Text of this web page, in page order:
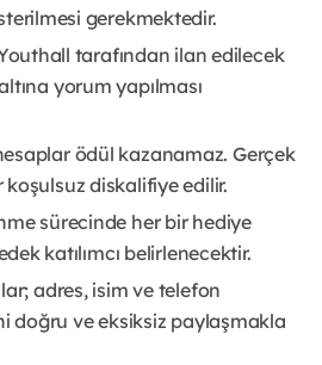
gerekmektedir.
tarafından ilan edilecek
yorum yapılması
ödül kazanamaz. Gerçek
diskalifiye edilir.
sürecinde her bir hediye
katılımcı belirlenecektir.
adres, isim ve telefon
doğru ve eksiksiz paylaşmakla